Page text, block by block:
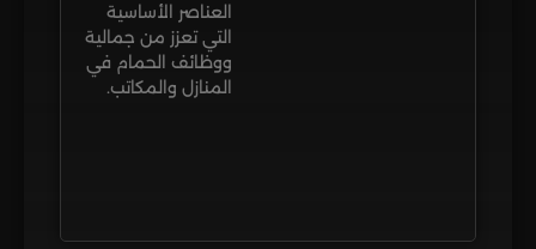
العناصر الأساسية
التي تعزز من جمالية
ووظائف الحمام في
المنازل والمكاتب.